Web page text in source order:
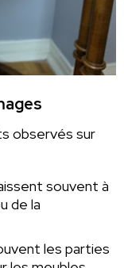
observés sur
souvent à
de la
les parties